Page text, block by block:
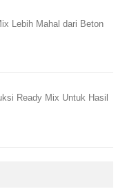
Lebih Mahal dari Beton
Ready Mix Untuk Hasil